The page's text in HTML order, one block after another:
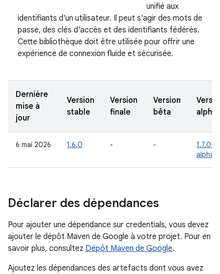
unifié aux
identifiants d'un utilisateur. Il peut s'agir des mots de
passe, des clés d'accès et des identifiants fédérés.
Cette bibliothèque doit être utilisée pour offrir une
expérience de connexion fluide et sécurisée.
Dernière
mise à
jour
Version
stable
Version
finale
Version
bêta
alpha
6 mai 2026 1.6.0 - -
1.7.0-
Déclarer des dépendances
Pour ajouter une dépendance sur credentials, vous devez
ajouter le dépôt Maven de Google à votre projet. Pour en
savoir plus, consultez Dépôt Maven de Google.
Ajoutez les dépendances des artefacts dont vous avez